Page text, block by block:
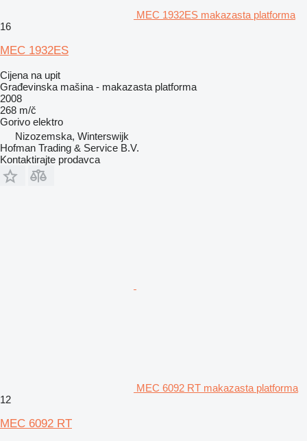
MEC 1932ES makazasta platforma
16
MEC 1932ES
Cijena na upit
Građevinska mašina - makazasta platforma
2008
268 m/č
Gorivo elektro
Nizozemska, Winterswijk
Hofman Trading & Service B.V.
Kontaktirajte prodavca
MEC 6092 RT makazasta platforma
12
MEC 6092 RT